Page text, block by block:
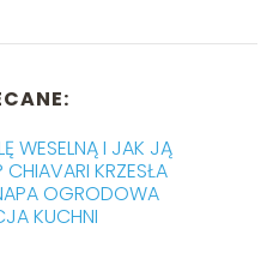
WESELNĄ I JAK JĄ
KRZESŁA
OGRODOWA
KUCHNI